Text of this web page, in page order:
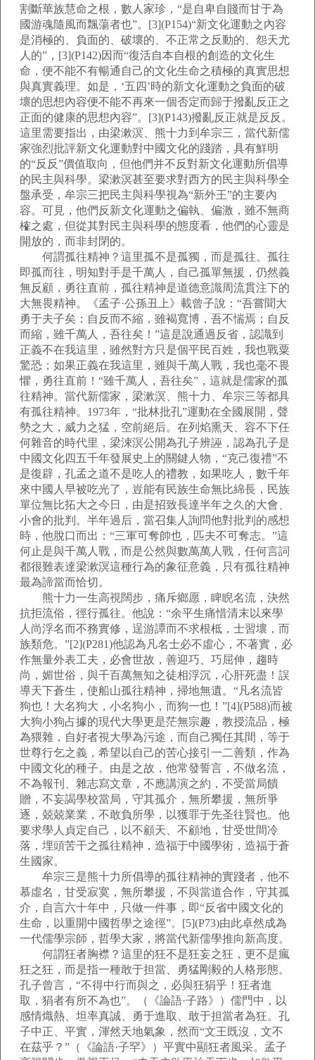
割斷華族慧命之根，數人家珍，“是自卑自賤而甘于為
國游魂隨風而飄蕩者也”。[3](P154)“新文化運動之內容
是消極的、負面的、破壞的、不正常之反動的、怨天尤
人的”，[3](P142)因而“復活自本自根的創造的文化生
命，便不能不有暢通自己的文化生命之積極的真實思想
與真實義理。如是，‘五四’時的新文化運動之負面的破
壞的思想內容便不能不再來一個否定而歸于撥亂反正之
正面的健康的思想內容”。[3](P143)撥亂反正就是反反。
這里需要指出，由梁漱溟、熊十力到牟宗三，當代新儒
家強烈批評新文化運動對中國文化的踐踏，具有鮮明
的“反反”價值取向，但他們并不反對新文化運動所倡導
的民主與科學。梁漱溟甚至要求對西方的民主與科學全
盤承受，牟宗三把民主與科學視為“新外王”的主要內
容。可見，他們反新文化運動之偏執、偏激，雖不無商
榷之處，但從其對民主與科學的態度看，他們的心靈是
開放的，而非封閉的。
何謂孤往精神？這里孤不是孤獨，而是孤往。孤往
即孤而往，明知對手是千萬人，自己孤單無援，仍然義
無反顧，勇往直前，孤往精神是道德意識周流貫注下的
大無畏精神。《孟子·公孫丑上》載曾子說：“吾嘗聞大
勇于夫子矣：自反而不縮，雖褐寬博，吾不惴焉；自反
而縮，雖千萬人，吾往矣！”這是說通過反省，認識到
正義不在我這里，雖然對方只是個平民百姓，我也戰粟
驚恐；如果正義在我這里，雖與千萬人戰，我也毫不畏
懼，勇往直前！“雖千萬人，吾往矣”，這就是儒家的孤
往精神。當代新儒家，梁漱溟、熊十力、牟宗三等都具
有孤往精神。1973年，“批林批孔”運動在全國展開，聲
勢之大，威力之猛，空前絕后。在列焰熏天、容不下任
何雜音的時代里，梁涑溟公開為孔子辨誣，認為孔子是
中國文化四五千年發展史上的關鍵人物，“克己復禮”不
是復辟，孔孟之道不是吃人的禮教，如果吃人，數千年
來中國人早被吃光了，豈能有民族生命無比綿長，民族
單位無比拓大之今日，由是招致長達半年之久的大會、
小會的批判。半年過后，當召集人詢問他對批判的感想
時，他脫口而出：“三軍可奪帥也，匹夫不可奪志。”這
何止是與千萬人戰，而是公然與數萬萬人戰，任何言詞
都很難表達梁漱溟這種行為的象征意義，只有孤往精神
最為諦當而恰切。
熊十力一生高視闊步，痛斥鄉愿，睥睨名流，決然
抗拒流俗，徑行孤往。他說：“余平生痛惜清末以來學
人尚浮名而不務實修，逞游譚而不求根柢，士習壞，而
族類危。”[2](P281)他認為凡名士必不虛心，不著實，必
作無量外表工夫，必會世故，善迎巧、巧屈伸，趨時
尚，媚世俗，與千百萬無知之徒相浮沉，心肝死盡！誤
導天下蒼生，使船山孤往精神，掃地無遺。“凡名流皆
狗也！大名狗大，小名狗小，而狗一也！”[4](P588)而被
大狗小狗占據的現代大學更是茫無宗趣，教授流品，極
為猥雜，自好者視大學為污途，而自己獨任其間，等于
世尊行乞之義，希望以自己的苦心接引一二善類，作為
中國文化的種子。由是之故，他常發誓言，不做名流，
不為報刊、雜志寫文章，不應講演之約，不受當局饋
贈，不妄謁學校當局，守其孤介，無所攀援，無所爭
逐，兢兢業業，不敢負所學，以獲罪于先圣往賢也。他
要求學人貞定自己，以不顧天、不顧地，甘受世間冷
落，埋頭苦干之孤往精神，造福于中國學術，造福于蒼
生國家。
牟宗三是熊十力所倡導的孤往精神的實踐者，他不
慕虛名，甘受寂寞，無所攀援，不與當道合作，守其孤
介，自言六十年中，只做一件事，即“反省中國文化的
生命，以重開中國哲學之途徑”。[5](P73)由此卓然成為
一代儒學宗師，哲學大家，將當代新儒學推向新高度。
何謂狂者胸襟？這里的狂不是狂妄之狂，更不是瘋
狂之狂，而是指一種敢于担當、勇猛剛毅的人格形態。
孔子曾言，“不得中行而與之，必與狂狷乎！狂者進
取，狷者有所不為也”。（《論語·子路》）儒門中，以
感情熾熱、坦率真誠、勇于進取、敢于担當者為狂。孔
子中正、平實，渾然天地氣象，然而“文王既沒，文不
在茲乎？”（《論語·子罕》）平實中顯狂者風采。孟子